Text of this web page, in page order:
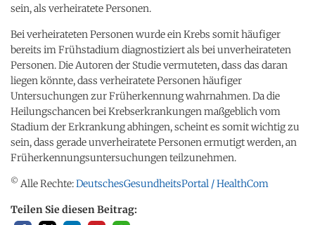
sein, als verheiratete Personen.
Bei verheirateten Personen wurde ein Krebs somit häufiger
bereits im Frühstadium diagnostiziert als bei unverheirateten
Personen. Die Autoren der Studie vermuteten, dass das daran
liegen könnte, dass verheiratete Personen häufiger
Untersuchungen zur Früherkennung wahrnahmen. Da die
Heilungschancen bei Krebserkrankungen maßgeblich vom
Stadium der Erkrankung abhingen, scheint es somit wichtig zu
sein, dass gerade unverheiratete Personen ermutigt werden, an
Früherkennungsuntersuchungen teilzunehmen.
© Alle Rechte:DeutschesGesundheitsPortal / HealthCom
Teilen Sie diesen Beitrag: